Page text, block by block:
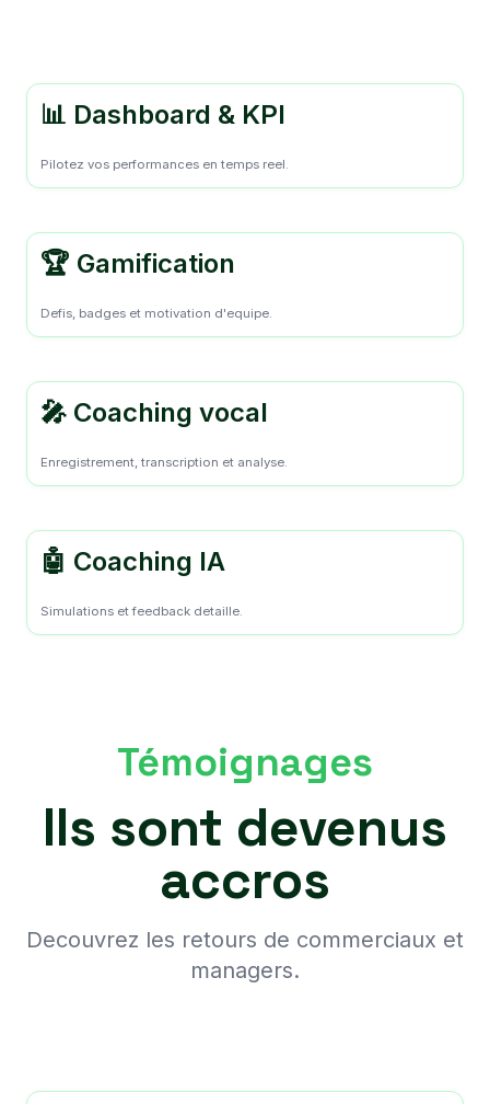
📊 Dashboard & KPI
Pilotez vos performances en temps reel.
🏆 Gamification
Defis, badges et motivation d'equipe.
🎤 Coaching vocal
Enregistrement, transcription et analyse.
🤖 Coaching IA
Simulations et feedback detaille.
Témoignages
Ils sont devenus
accros
Decouvrez les retours de commerciaux et
managers.